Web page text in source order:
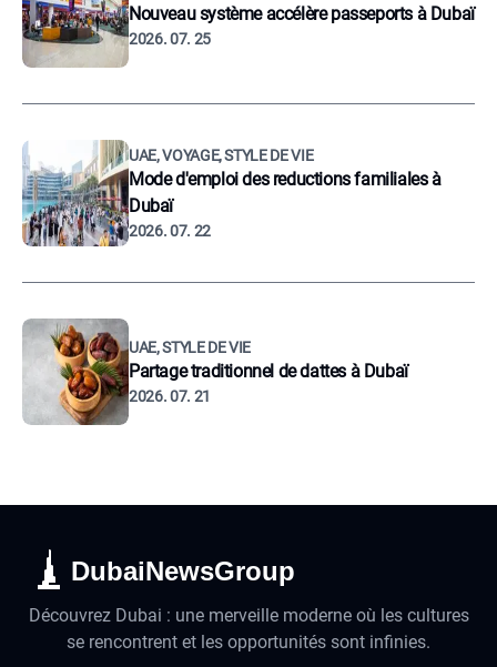
Nouveau système accélère passeports à Dubaï
2026. 07. 25
UAE, VOYAGE, STYLE DE VIE
Mode d'emploi des reductions familiales à
Dubaï
2026. 07. 22
UAE, STYLE DE VIE
Partage traditionnel de dattes à Dubaï
2026. 07. 21
DubaiNewsGroup
Découvrez Dubai : une merveille moderne où les cultures
se rencontrent et les opportunités sont infinies.